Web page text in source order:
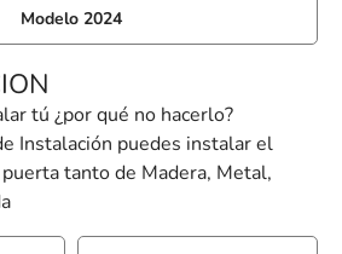
Modelo 2024
tú ¿por qué no hacerlo?
Instalación puedes instalar el
tanto de Madera, Metal,